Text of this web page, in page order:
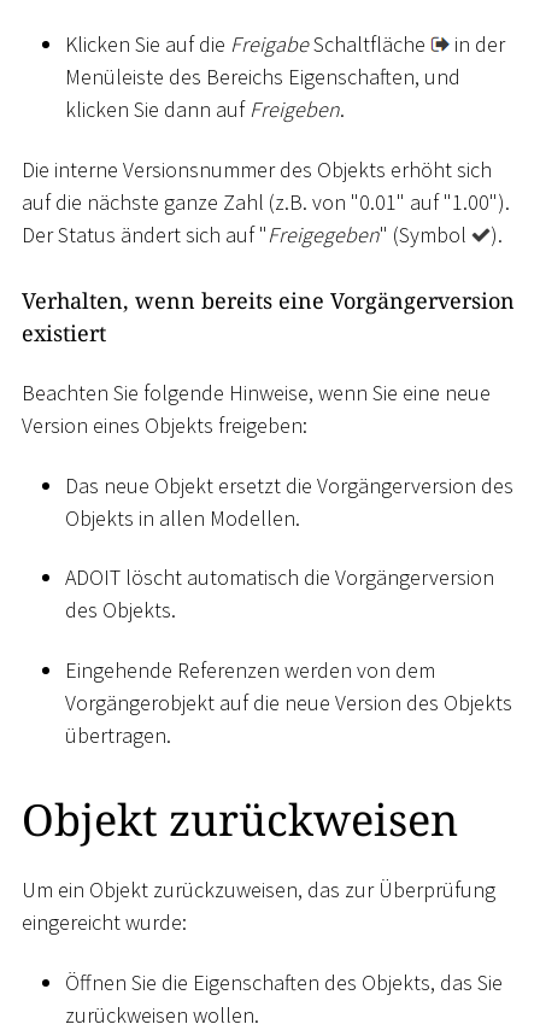
Klicken Sie auf die FreigabeSchaltfläche
in der
Menüleiste des Bereichs Eigenschaften, und
klicken Sie dann aufFreigeben.
Die interne Versionsnummer des Objekts erhöht sich
auf die nächste ganze Zahl (z.B. von "0.01" auf "1.00").
Der Status ändert sich auf "Freigegeben" (Symbol ).
Verhalten, wenn bereits eine Vorgängerversion
existiert
Beachten Sie folgende Hinweise, wenn Sie eine neue
Version eines Objekts freigeben:
Das neue Objekt ersetzt die Vorgängerversion des
Objekts in allen Modellen.
ADOIT löscht automatisch die Vorgängerversion
des Objekts.
Eingehende Referenzen werden von dem
Vorgängerobjekt auf die neue Version des Objekts
übertragen.
Objekt zurückweisen
Um ein Objekt zurückzuweisen, das zur Überprüfung
eingereicht wurde:
Öffnen Sie die Eigenschaften des Objekts, das Sie
zurückweisen wollen.